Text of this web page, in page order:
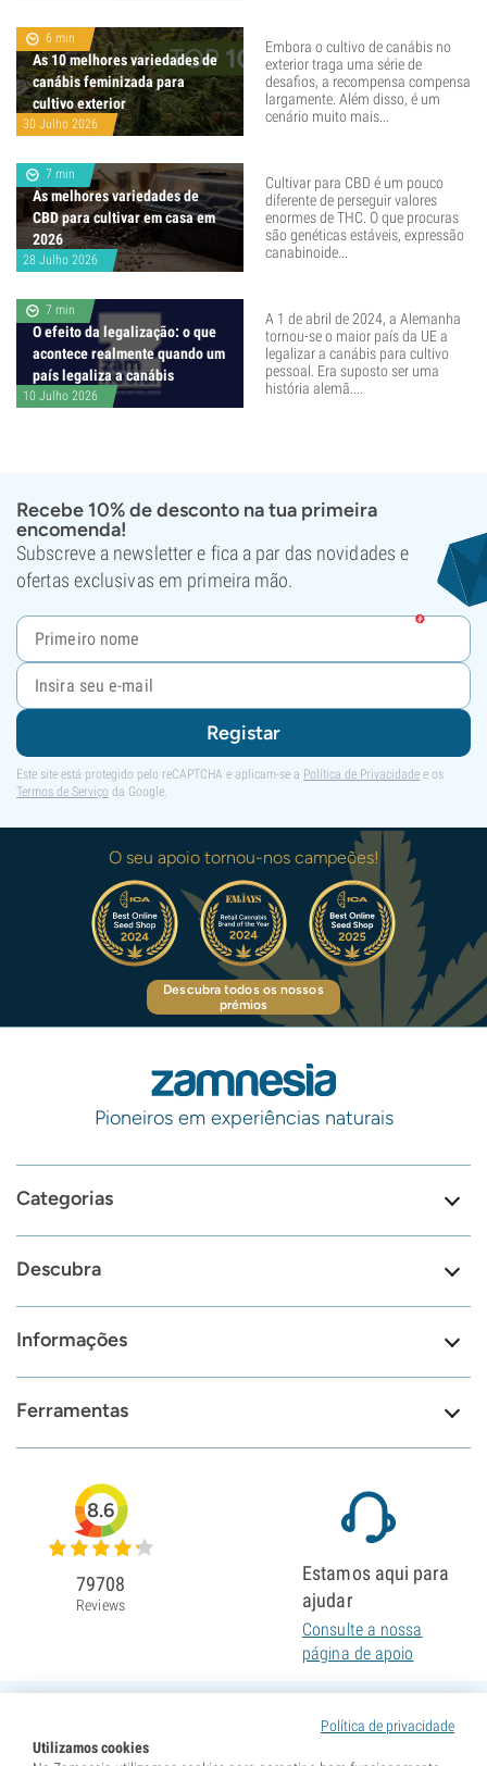
6 min
As 10 melhores variedades de
canábis feminizada para
cultivo exterior
30 Julho 2026
Embora o cultivo de canábis no
exterior traga uma série de
desafios, a recompensa compensa
largamente. Além disso, é um
cenário muito mais...
7 min
As melhores variedades de
CBD para cultivar em casa em
2026
28 Julho 2026
Cultivar para CBD é um pouco
diferente de perseguir valores
enormes de THC. O que procuras
são genéticas estáveis, expressão
canabinoide...
7 min
O efeito da legalização: o que
acontece realmente quando um
país legaliza a canábis
10 Julho 2026
A 1 de abril de 2024, a Alemanha
tornou-se o maior país da UE a
legalizar a canábis para cultivo
pessoal. Era suposto ser uma
história alemã....
Recebe 10% de desconto na tua primeira
encomenda!
Subscreve a newsletter e fica a par das novidades e
ofertas exclusivas em primeira mão.
Registar
Este site está protegido pelo reCAPTCHA e aplicam-se a Política de Privacidade e os
Termos de Serviço da Google.
O seu apoio tornou-nos campeões!
Descubra todos os nossos
prémios
Pioneiros em experiências naturais
Categorias
Descubra
Informações
Ferramentas
Política de privacidade
Utilizamos cookies
8.6
79708
Reviews
Estamos aqui para
ajudar
Consulte a nossa
página de apoio